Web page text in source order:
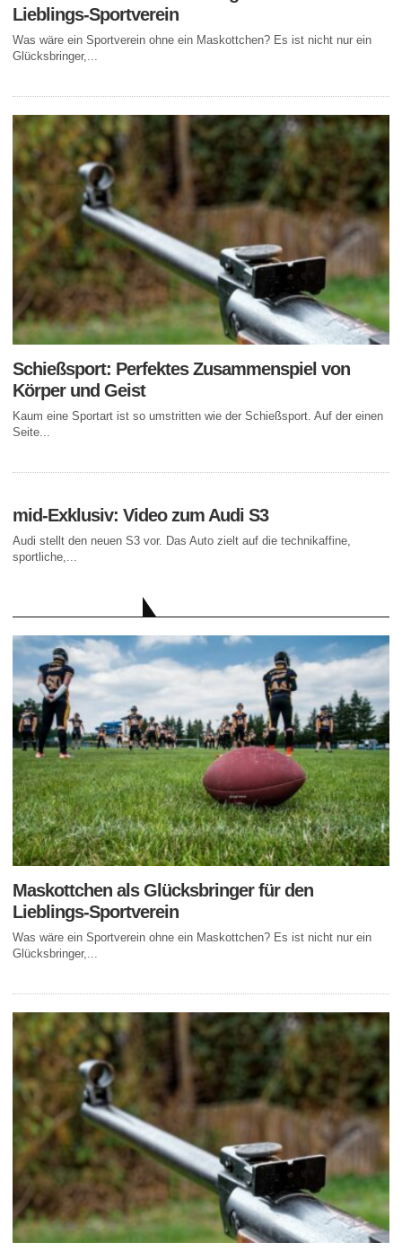
Lieblings-Sportverein
Was wäre ein Sportverein ohne ein Maskottchen? Es ist nicht nur ein
Glücksbringer,...
Schießsport: Perfektes Zusammenspiel von
Körper und Geist
Kaum eine Sportart ist so umstritten wie der Schießsport. Auf der einen
Seite...
mid-Exklusiv: Video zum Audi S3
Audi stellt den neuen S3 vor. Das Auto zielt auf die technikaffine,
sportliche,...
Maskottchen als Glücksbringer für den
Lieblings-Sportverein
Was wäre ein Sportverein ohne ein Maskottchen? Es ist nicht nur ein
Glücksbringer,...